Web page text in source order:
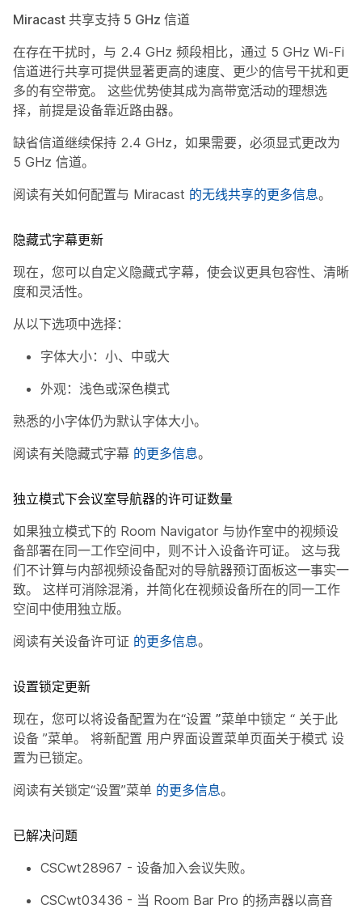
Miracast 共享支持 5 GHz 信道
在存在干扰时，与 2.4 GHz 频段相比，通过 5 GHz Wi-Fi
信道进行共享可提供显著更高的速度、更少的信号干扰和更
多的有空带宽。 这些优势使其成为高带宽活动的理想选
择，前提是设备靠近路由器。
缺省信道继续保持 2.4 GHz，如果需要，必须显式更改为
5 GHz 信道。
阅读有关如何配置与 Miracast 的无线共享的更多信息。
隐藏式字幕更新
现在，您可以自定义隐藏式字幕，使会议更具包容性、清晰
度和灵活性。
从以下选项中选择：
字体大小：小、中或大
外观：浅色或深色模式
熟悉的小字体仍为默认字体大小。
阅读有关隐藏式字幕 的更多信息。
独立模式下会议室导航器的许可证数量
如果独立模式下的 Room Navigator 与协作室中的视频设
备部署在同一工作空间中，则不计入设备许可证。 这与我
们不计算与内部视频设备配对的导航器预订面板这一事实一
致。 这样可消除混淆，并简化在视频设备所在的同一工作
空间中使用独立版。
阅读有关设备许可证 的更多信息。
设置锁定更新
现在，您可以将设备配置为在“设置 ”菜单中锁定 “ 关于此
设备 ”菜单。 将新配置 用户界面设置菜单页面关于模式 设
置为已锁定。
阅读有关锁定“设置”菜单 的更多信息。
已解决问题
CSCwt28967 - 设备加入会议失败。
CSCwt03436 - 当 Room Bar Pro 的扬声器以高音